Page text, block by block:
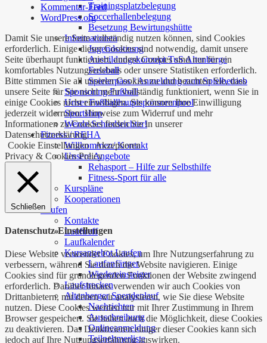
Trainingsplatzbelegung
Soccerhallenbelegung
Besetzung Bewirtungshütte
Informationen
Jugendsatzung
Ausbildungskonzept TuS Altenberge
Fussball
Spielerpass / Anmeldung zum Spielbetrieb
Sponsoring Fußball
Unser Fußballhauptsponsorenpool
Sportshop
Werde Schiedsrichter!
Fitness / REHA
Willkommen/ Kontakt
Unsere Angebote
Rehasport – Hilfe zur Selbsthilfe
Fitness-Sport für alle
Kurspläne
Kooperationen
Laufen
Kontakte
Lauftreff
Laufkalender
Kursangebot Laufen
Laufanfänger
Wiedereinsteiger
Laufstrecken
Altenberger Spendenlauf
Nachrichten
Ausschreibung
Onlineanmeldung
Teilnehmerliste
Kommentar-Feed
WordPress.org
Damit Sie unsere Seite vollständig nutzen können, sind Cookies
erforderlich. Einige dieser Cookies sind notwendig, damit unsere
Seite überhaupt funktioniert, andere Cookies sind nur für ein
komfortables Nutzungserlebnis oder unsere Statistiken erforderlich.
Bitte stimmen Sie all unseren Cookies zu und beachten Sie, dass
unsere Seite für Sie nicht mehr vollständig funktioniert, wenn Sie in
einige Cookies nicht einwilligen. Sie können Ihre Einwilligung
jederzeit widerrufen. Hinweise zum Widerruf und mehr
Informationen zu Cookies finden Sie in unserer
Datenschutzerklärung.
Cookie Einstellungen Akzeptieren
Privacy & Cookies Policy
Schließen
Datenschutz-Einstellungen
Diese Website verwendet Cookies, um Ihre Nutzungserfahrung zu
verbessern, während Sie durch die Website navigieren. Einige
Cookies sind für grundlegenden Funktionen der Website zwingend
erforderlich. Darüber hinaus verwenden wir auch Cookies von
Drittanbietern, mit denen wir analysieren, wie Sie diese Website
nutzen. Diese Cookies werden nur mit Ihrer Zustimmung in Ihrem
Browser gespeichert. Sie haben auch die Möglichkeit, diese Cookies
zu deaktivieren. Das Deaktivieren einiger dieser Cookies kann sich
jedoch auf Ihre Nutzungserfahrung auswirken.